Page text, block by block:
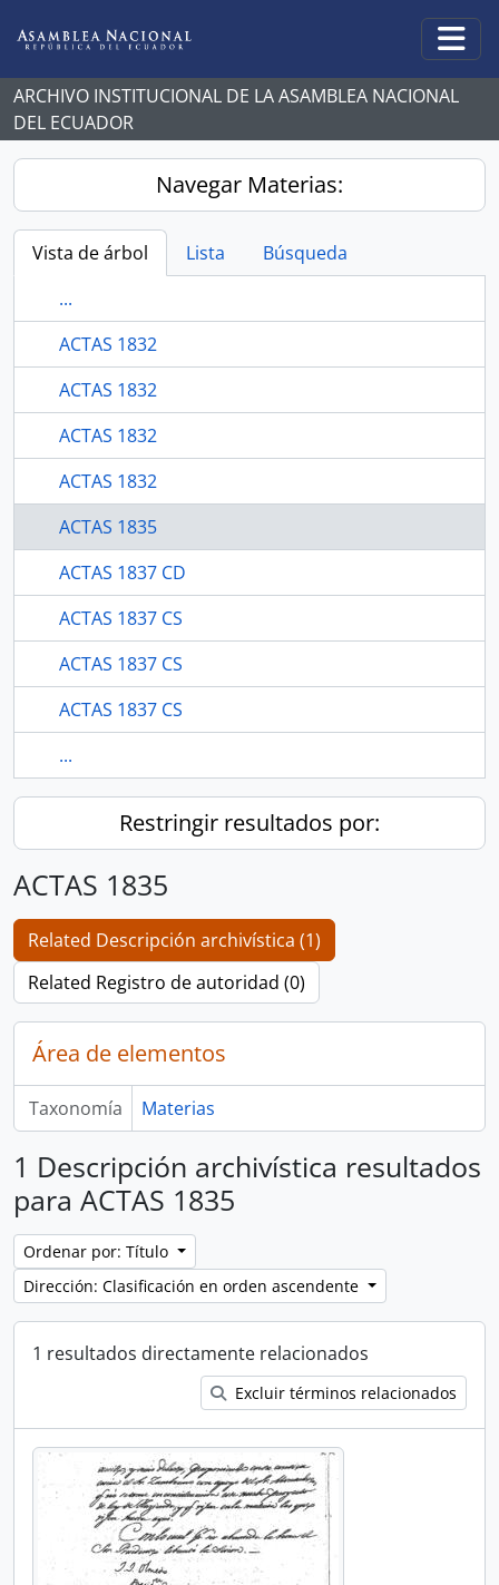
ARCHIVO INSTITUCIONAL DE LA ASAMBLEA NACIONAL
DEL ECUADOR
Navegar Materias:
Vista de árbol Lista
Búsqueda
...
ACTAS 1832
ACTAS 1832
ACTAS 1832
ACTAS 1832
ACTAS 1835
ACTAS 1837 CD
ACTAS 1837 CS
ACTAS 1837 CS
ACTAS 1837 CS
...
Restringir resultados por:
ACTAS 1835
Related Descripción archivística (1)
Related Registro de autoridad (0)
Área de elementos
Taxonomía Materias
1 Descripción archivística resultados
para ACTAS 1835
Ordenar por: Título
Dirección: Clasificación en orden ascendente
1 resultados directamente relacionados
Excluir términos relacionados